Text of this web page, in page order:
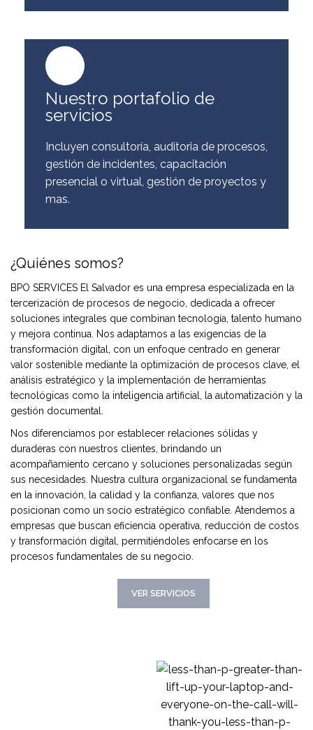
Nuestro portafolio de
servicios
Incluyen consultoría, auditoria de procesos,
gestión de incidentes, capacitación
presencial o virtual, gestión de proyectos y
mas.
¿Quiénes somos?
BPO SERVICES El Salvador es una empresa especializada en la
tercerización de procesos de negocio, dedicada a ofrecer
soluciones integrales que combinan tecnología, talento humano
y mejora continua. Nos adaptamos a las exigencias de la
transformación digital, con un enfoque centrado en generar
valor sostenible mediante la optimización de procesos clave, el
análisis estratégico y la implementación de herramientas
tecnológicas como la inteligencia artificial, la automatización y la
gestión documental.
Nos diferenciamos por establecer relaciones sólidas y
duraderas con nuestros clientes, brindando un
acompañamiento cercano y soluciones personalizadas según
sus necesidades. Nuestra cultura organizacional se fundamenta
en la innovación, la calidad y la confianza, valores que nos
posicionan como un socio estratégico confiable. Atendemos a
empresas que buscan eficiencia operativa, reducción de costos
y transformación digital, permitiéndoles enfocarse en los
procesos fundamentales de su negocio.
VER SERVICIOS